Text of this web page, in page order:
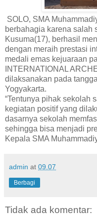
SOLO, SMA
berbahagia karena salah
Kusuma(17), berhasil
dengan meraih prestasi
medali emas kejuaraan
INTERNATIONAL
dilaksanakan pada
Yogyakarta.
“Tentunya pihak sekolah
kegiatan positif yang
dasarnya sekolah
sehingga bisa menjadi
Kepala SMA
admin at 09.07
Berbagi
Tidak ada komentar: